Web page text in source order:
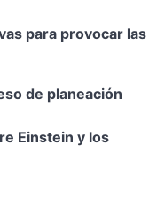
para provocar las
de planeación
Einstein y los